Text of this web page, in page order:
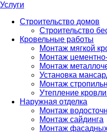
Услуги
Строительство домов
Строительство
Кровельные работы
Монтаж мягкой
Монтаж
Монтаж
Установка
Монтаж
Утепление
Наружная отделка
Монтаж
Монтаж сайдинга
Монтаж